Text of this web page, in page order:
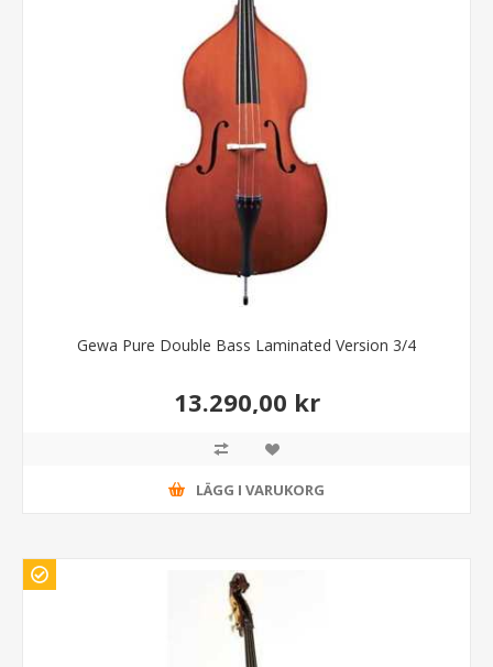
Gewa Pure Double Bass Laminated Version 3/4
13.290,00 kr
LÄGG I VARUKORG